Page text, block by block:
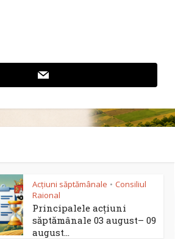
Acțiuni săptămânale • Consiliul
Raional
Principalele acțiuni
săptămânale 03 august– 09
august...